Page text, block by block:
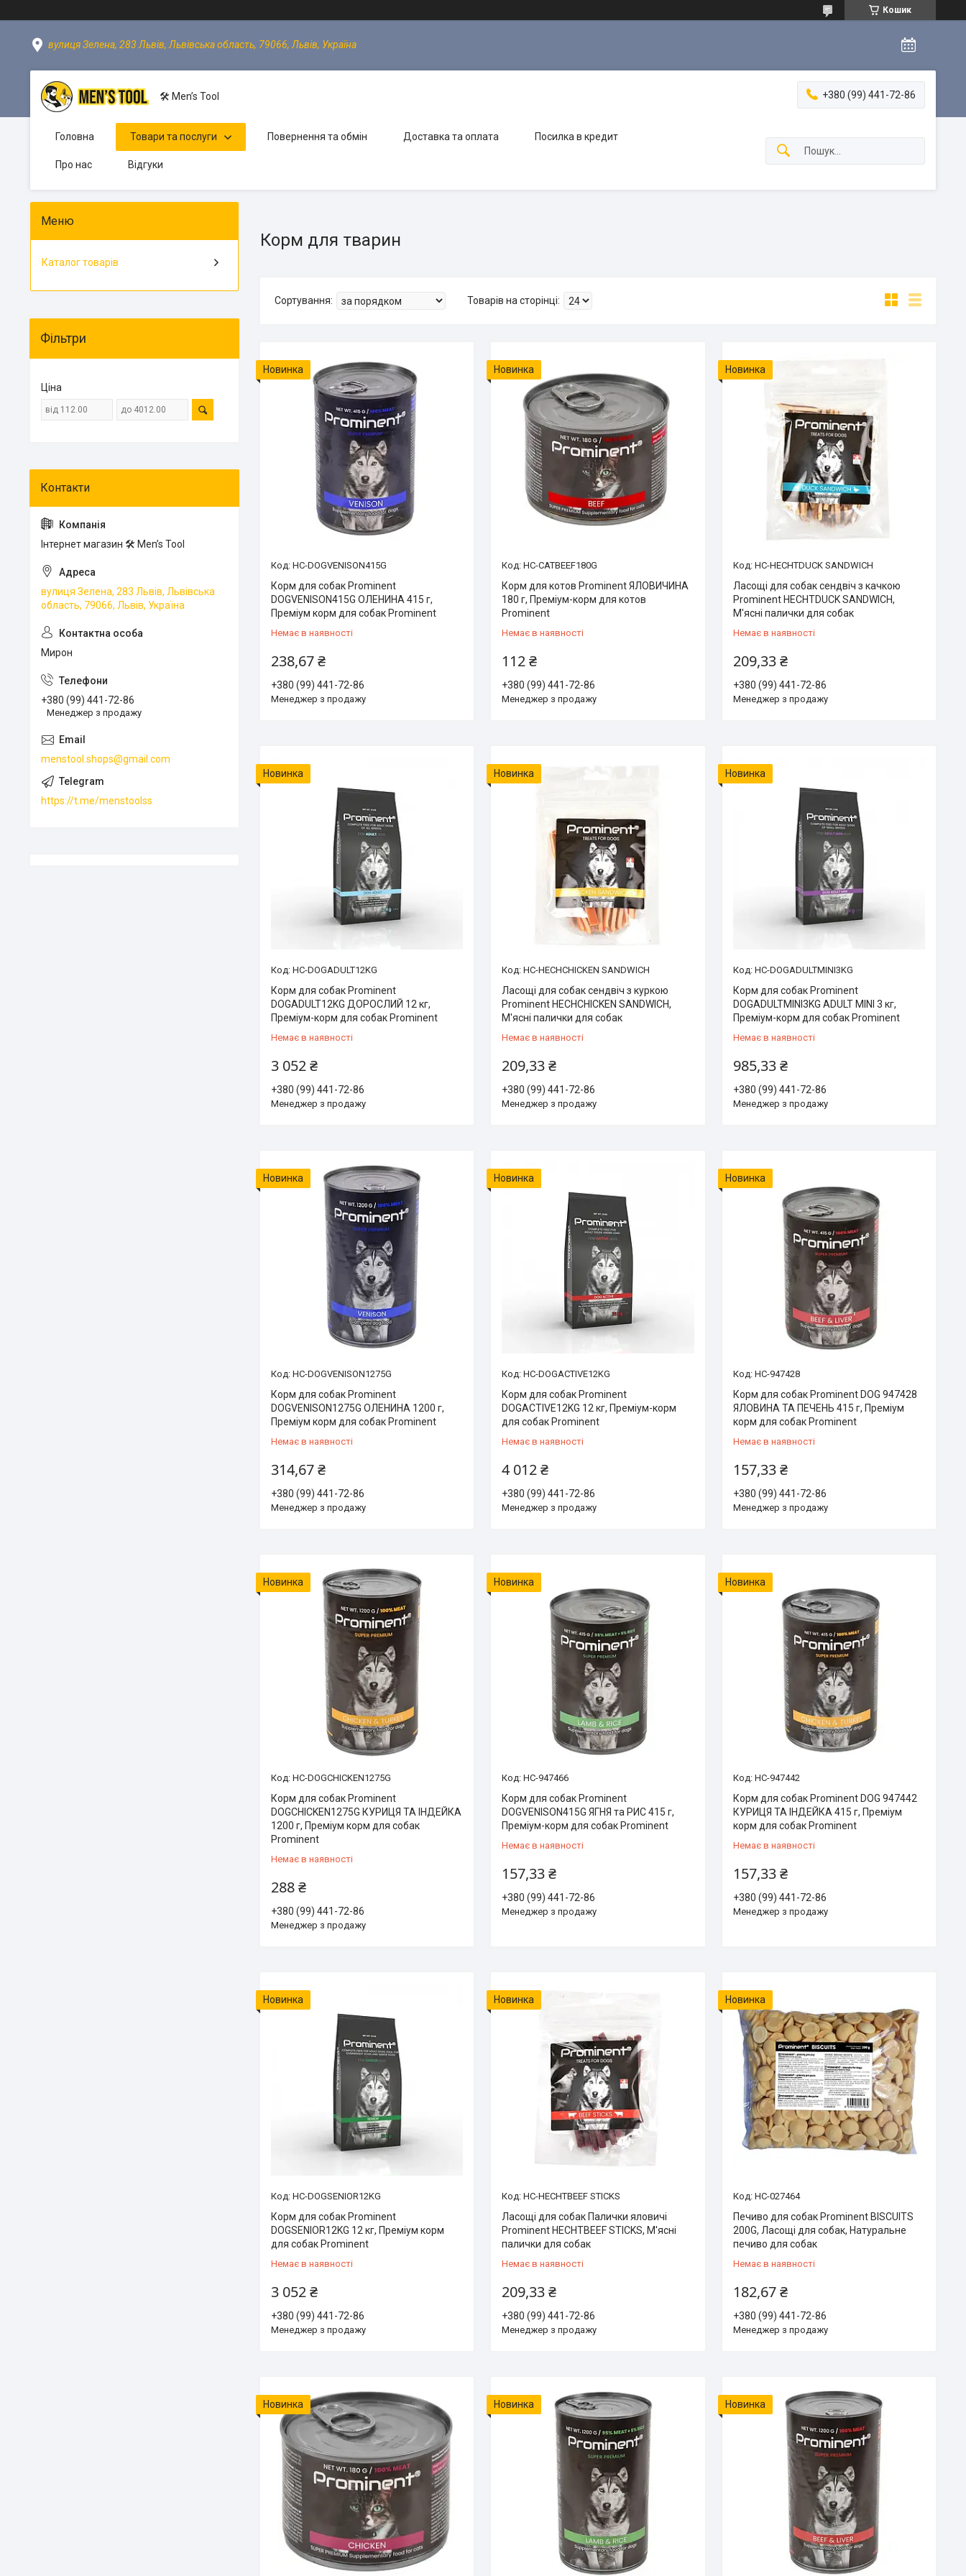
Кошик
вулиця Зелена, 283 Львів, Львівська область, 79066, Львів, Україна
🛠 Men’s Tool +380 (99) 441-72-86
Головна Товари та послуги Повернення та обмін Доставка та оплата Посилка в кредит
Про нас Відгуки
Корм для тварин
Новинка
HC-DOGVENISON415G
Корм для собак Prominent
DOGVENISON415G ОЛЕНИНА 415 г,
Преміум корм для собак Prominent
Немає в наявності
238,67 ₴
+380 (99) 441-72-86
Менеджер з продажу
Новинка
HC-CATBEEF180G
Корм для котов Prominent ЯЛОВИЧИНА
180 г, Преміум-корм для котов
Prominent
Немає в наявності
112 ₴
+380 (99) 441-72-86
Менеджер з продажу
Новинка
HC-HECHTDUCK SANDWICH
Ласощі для собак сендвіч з качкою
Prominent HECHTDUCK SANDWICH,
М'ясні палички для собак
Немає в наявності
209,33 ₴
+380 (99) 441-72-86
Менеджер з продажу
Новинка
HC-DOGADULT12KG
Корм для собак Prominent
DOGADULT12KG ДОРОСЛИЙ 12 кг,
Преміум-корм для собак Prominent
Немає в наявності
3 052 ₴
+380 (99) 441-72-86
Менеджер з продажу
Новинка
HC-HECHCHICKEN SANDWICH
Ласощі для собак сендвіч з куркою
Prominent HECHCHICKEN SANDWICH,
М'ясні палички для собак
Немає в наявності
209,33 ₴
+380 (99) 441-72-86
Менеджер з продажу
Новинка
HC-DOGADULTMINI3KG
Корм для собак Prominent
DOGADULTMINI3KG ADULT MINI 3 кг,
Преміум-корм для собак Prominent
Немає в наявності
985,33 ₴
+380 (99) 441-72-86
Менеджер з продажу
Новинка
HC-DOGVENISON1275G
Корм для собак Prominent
DOGVENISON1275G ОЛЕНИНА 1200 г,
Преміум корм для собак Prominent
Немає в наявності
314,67 ₴
+380 (99) 441-72-86
Менеджер з продажу
Новинка
HC-DOGACTIVE12KG
Корм для собак Prominent
DOGACTIVE12KG 12 кг, Преміум-корм
для собак Prominent
Немає в наявності
4 012 ₴
+380 (99) 441-72-86
Менеджер з продажу
Новинка
HC-947428
Корм для собак Prominent DOG 947428
ЯЛОВИНА ТА ПЕЧЕНЬ 415 г, Преміум
корм для собак Prominent
Немає в наявності
157,33 ₴
+380 (99) 441-72-86
Менеджер з продажу
Новинка
HC-DOGCHICKEN1275G
Корм для собак Prominent
DOGCHICKEN1275G КУРИЦЯ ТА ІНДЕЙКА
1200 г, Преміум корм для собак
Prominent
Немає в наявності
288 ₴
+380 (99) 441-72-86
Менеджер з продажу
Новинка
HC-947466
Корм для собак Prominent
DOGVENISON415G ЯГНЯ та РИС 415 г,
Преміум-корм для собак Prominent
Немає в наявності
157,33 ₴
+380 (99) 441-72-86
Менеджер з продажу
Новинка
HC-947442
Корм для собак Prominent DOG 947442
КУРИЦЯ ТА ІНДЕЙКА 415 г, Преміум
корм для собак Prominent
Немає в наявності
157,33 ₴
+380 (99) 441-72-86
Менеджер з продажу
Новинка
HC-DOGSENIOR12KG
Корм для собак Prominent
DOGSENIOR12KG 12 кг, Преміум корм
для собак Prominent
Немає в наявності
3 052 ₴
+380 (99) 441-72-86
Менеджер з продажу
Новинка
HC-HECHTBEEF STICKS
Ласощі для собак Палички яловичі
Prominent HECHTBEEF STICKS, М'ясні
палички для собак
Немає в наявності
209,33 ₴
+380 (99) 441-72-86
Менеджер з продажу
Новинка
HC-027464
Печиво для собак Prominent BISCUITS
200G, Ласощі для собак, Натуральне
печиво для собак
Немає в наявності
182,67 ₴
+380 (99) 441-72-86
Менеджер з продажу
Новинка Новинка Новинка
Каталог товарів
Фільтри
Ціна
Інтернет магазин 🛠 Men’s Tool
вулиця Зелена, 283 Львів, Львівська
область, 79066, Львів, Україна
Мирон
+380 (99) 441-72-86
Менеджер з продажу
menstool.shops@gmail.com
https://t.me/menstoolss